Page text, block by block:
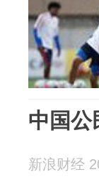
中国公
新浪财经